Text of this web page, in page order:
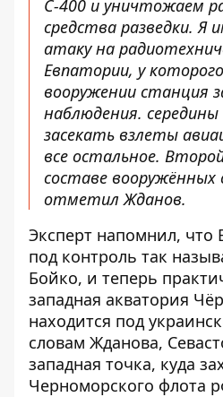
С-400 и уничтожаем
средства разведки. Я
атаку на
Евпатории, у
вооружении станция
наблюдения.
засекать взлеты
все остальное.
составе вооружённых
отметил Жданов.
Эксперт напомнил, что
под контроль так
Бойко, и теперь
западная акватория
находится под
словам Жданова,
западная точка, куда
Черноморского флота